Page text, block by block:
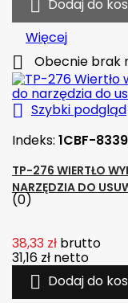
 Dodaj do
Więcej
 Obecnie brak
 Szybki podgląd
Indeks: 1CBF-
TP-276 WIERTŁO
NARZĘDZIA DO
(0)
38,33 zł brutto
31,16 zł netto
 Dodaj do